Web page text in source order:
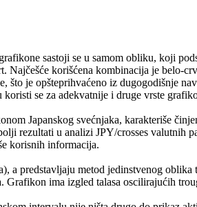
sastoji se u samom obliku, koji
Najčešće korišćena kombinacija je
što je opšteprihvaćeno iz dugogodišnje
se za adekvatnije i druge vrste
Japanskog svećnjaka, karakteriše
rezultati u analizi JPY/crosses
korisnih informacija.
a predstavljaju metod jedinstvenog
ima izgled talasa oscilirajućih